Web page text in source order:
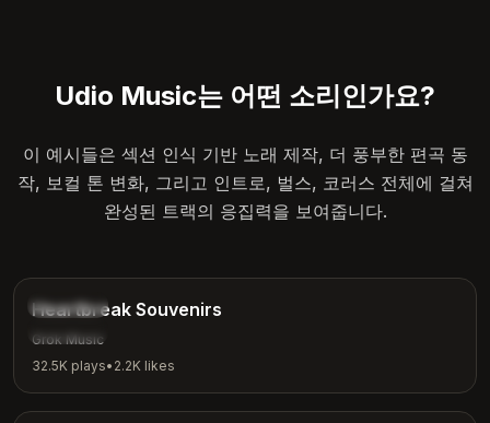
Udio Music는 어떤 소리인가요?
이 예시들은 섹션 인식 기반 노래 제작, 더 풍부한 편곡 동
작, 보컬 톤 변화, 그리고 인트로, 벌스, 코러스 전체에 걸쳐
완성된 트랙의 응집력을 보여줍니다.
Ballad
Heartbreak Souvenirs
Grok Music
32.5K plays• 2.2K likes